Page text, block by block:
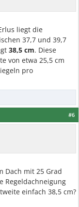
liegt die
37,7 und 39,7
38,5 cm. Diese
von etwa 25,5 cm
pro
#6
Dach mit 25 Grad
Regeldachneigung
einfach 38,5 cm?